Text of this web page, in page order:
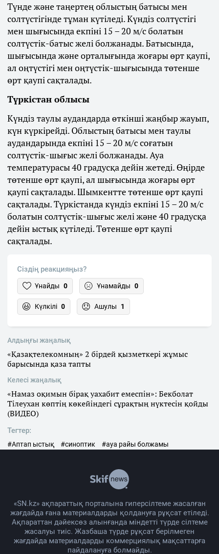
Түнде және таңертең облыстың батысы мен
солтүстігінде тұман күтіледі. Күндіз солтүстігі
мен шығысында екпіні 15 – 20 м/с болатын
солтүстік-батыс желі болжанады. Батысында,
шығысында және орталығында жоғары өрт қаупі,
ал оңтүстігі мен оңтүстік-шығысында төтенше
өрт қаупі сақталады.
Түркістан облысы
Күндіз таулы аудандарда өткінші жаңбыр жауып,
күн күркірейді. Облыстың батысы мен таулы
аудандарында екпіні 15 – 20 м/с соғатын
солтүстік-шығыс желі болжанады. Ауа
температурасы 40 градусқа дейін жетеді. Өңірде
төтенше өрт қаупі, ал шығысында жоғары өрт
қаупі сақталады. Шымкентте төтенше өрт қаупі
сақталады. Түркістанда күндіз екпіні 15 – 20 м/с
болатын солтүстік-шығыс желі және 40 градусқа
дейін ыстық күтіледі. Төтенше өрт қаупі
сақталады.
Сіздің реакцияңыз?
Ұнайды 0 Ұнамайды 0
Күлкілі 0 Ашулы 1
Алдыңғы жаңалық
«Қазақтелекомның» 2 бірдей қызметкері жұмыс
барысында қаза тапты
Келесі жаңалық
«Намаз оқимын бірақ уахабит емеспін»: Бекболат
Тілеухан көптің көкейіндегі сұрақтың нүктесін қойды
(ВИДЕО)
Тегтер:
#Аптап ыстық #синоптик #ауа райы болжамы
«SN.kz» ақпараттық порталына гиперсілтеме жасалған
жағдайда ғана материалдарды қолдануға рұқсат етіледі.
Ақпараттан дәйексөз алынғанда міндетті түрде сілтеме
жасалуы тиіс. Жазбаша түрде рұқсат берілмеген
жағдайда материалдарды коммерциялық мақсаттарға
пайдалануға болмайды.